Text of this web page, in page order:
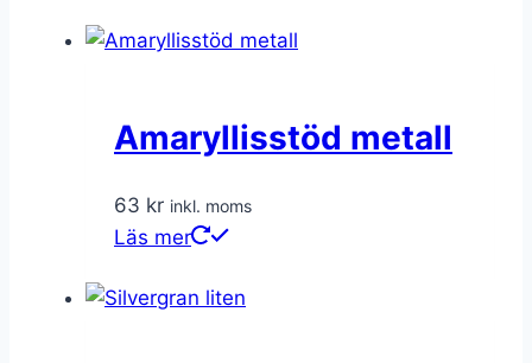
Amaryllisstöd metall
63 kr inkl. moms
Läs mer